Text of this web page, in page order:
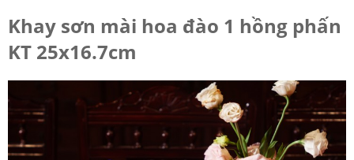
Khay sơn mài hoa đào 1 hồng phấn
KT 25x16.7cm